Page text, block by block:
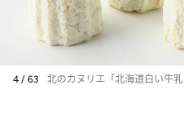
4 / 63 北のカヌリエ「北海道白い牛